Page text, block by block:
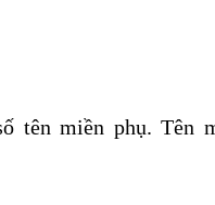
tên miền phụ. Tên